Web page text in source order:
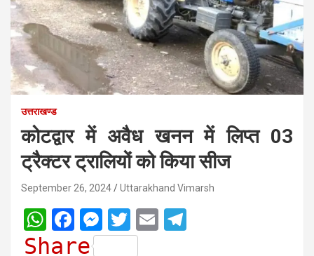
उत्तराखण्ड
कोटद्वार में अवैध खनन में लिप्त 03
ट्रैक्टर ट्रालियों को किया सीज
September 26, 2024 Uttarakhand Vimarsh
W
h
F
a
M
e
T
w
E
Share